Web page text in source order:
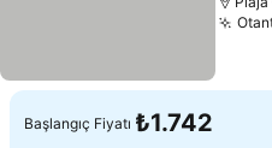
Başlangıç Fiyatı ₺1.742